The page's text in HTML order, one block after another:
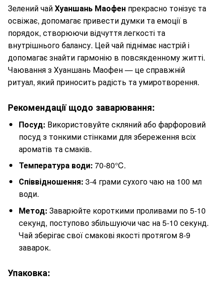
Зелений чайХуаншань Маофен прекрасно тонізує та
освіжає, допомагає привести думки та емоції в
порядок, створюючи відчуття легкості та
внутрішнього балансу. Цей чай піднімає настрій і
допомагає знайти гармонію в повсякденному житті.
Чаювання з Хуаншань Маофен — це справжній
ритуал, який приносить радість та умиротворення.
Рекомендації щодо заварювання:
Посуд: Використовуйте скляний або фарфоровий
посуд з тонкими стінками для збереження всіх
ароматів та смаків.
Температура води: 70-80°C.
Співвідношення: 3-4 грами сухого чаю на 100 мл
води.
Метод: Заварюйте короткими проливами по 5-10
секунд, поступово збільшуючи час на 5-10 секунд.
Чай зберігає свої смакові якості протягом 8-9
заварок.
Упаковка: